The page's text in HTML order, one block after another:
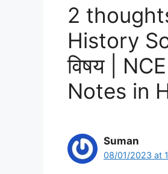
2
History
विषय |
Notes in
Suman
08/01/2023 at